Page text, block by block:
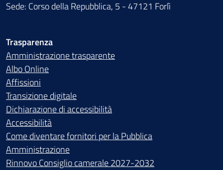
Sede: Corso della Repubblica, 5 - 47121 Forlì
Trasparenza
Amministrazione trasparente
Albo Online
Affissioni
Transizione digitale
Dichiarazione di accessibilità
Accessibilità
Come diventare fornitori per la Pubblica
Amministrazione
Rinnovo Consiglio camerale 2027-2032